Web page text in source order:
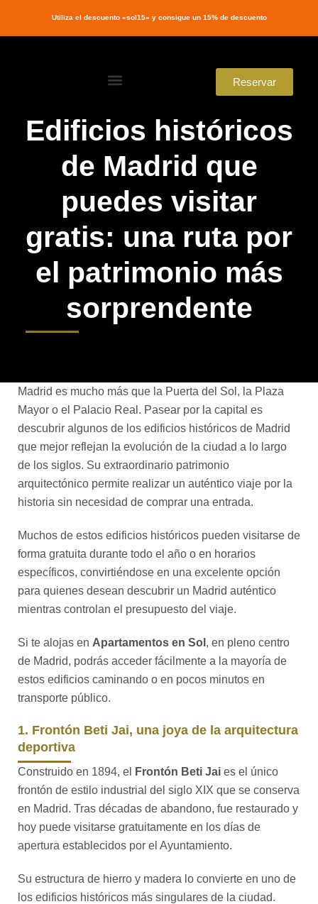
Utiliza el descuento «sol15» y consigue un 15% de descuento
Reservar
Edificios históricos
de Madrid que
puedes visitar
gratis: una ruta por
el patrimonio más
sorprendente
Madrid es mucho más que la Puerta del Sol, la Plaza
Mayor o el Palacio Real. Pasear por la capital es
descubrir algunos de los edificios históricos de Madrid
que mejor reflejan la evolución de la ciudad a lo largo
de los siglos. Su extraordinario patrimonio
arquitectónico permite realizar un auténtico viaje por la
historia sin necesidad de comprar una entrada.
Muchos de estos edificios históricos pueden visitarse de
forma gratuita durante todo el año o en horarios
específicos, convirtiéndose en una excelente opción
para quienes desean descubrir un Madrid auténtico
mientras controlan el presupuesto del viaje.
Si te alojas en Apartamentos en Sol , en pleno centro
de Madrid, podrás acceder fácilmente a la mayoría de
estos edificios caminando o en pocos minutos en
transporte público.
1. Frontón Beti Jai, una joya de la arquitectura
deportiva
Construido en 1894, el Frontón Beti Jai es el único
frontón de estilo industrial del siglo XIX que se conserva
en Madrid. Tras décadas de abandono, fue restaurado y
hoy puede visitarse gratuitamente en los días de
apertura establecidos por el Ayuntamiento.
Su estructura de hierro y madera lo convierte en uno de
los edificios históricos más singulares de la ciudad.